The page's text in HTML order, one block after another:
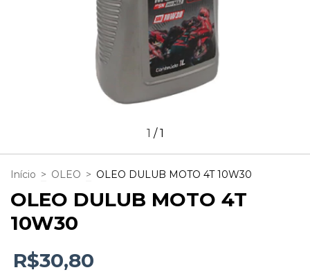
1 /1
Início > OLEO > OLEO DULUB MOTO 4T 10W30
OLEO DULUB MOTO 4T
10W30
R$30,80